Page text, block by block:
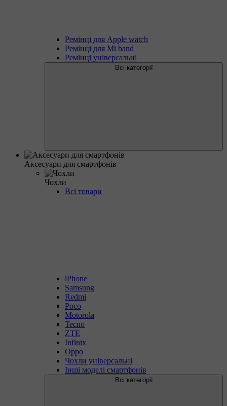
Ремінці для Apple watch
Ремінці для Mi band
Ремінці універсальні
Всі категорії
Аксесуари для смартфонів
Чохли
Всі товари
iPhone
Samsung
Redmi
Poco
Motorola
Tecno
ZTE
Infinix
Oppo
Чохли універсальні
Інші моделі смартфонів
Всі категорії